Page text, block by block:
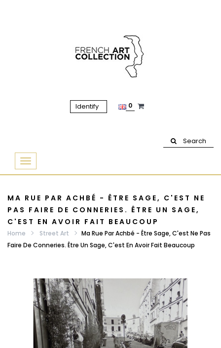
Identify 0
Search
Basculer
la
MA RUE PAR ACHBÉ - ÊTRE SAGE, C'EST NE
PAS FAIRE DE CONNERIES. ÊTRE UN SAGE,
C'EST EN AVOIR FAIT BEAUCOUP
Home Street Art
Ma Rue Par Achbé - Être Sage, C'est Ne Pas
Faire De Conneries. Être Un Sage, C'est En Avoir Fait Beaucoup